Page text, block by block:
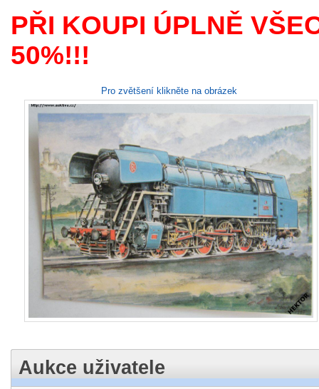
PŘI KOUPI ÚPLNĚ
50%!!!
Pro zvětšení klikněte na obrázek
Aukce uživatele